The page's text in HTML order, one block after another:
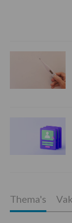
Thema's